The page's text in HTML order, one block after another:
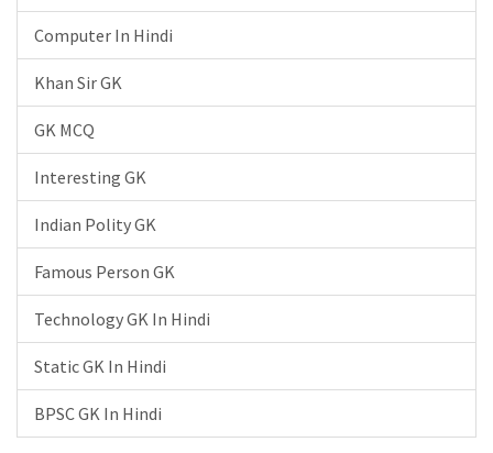
Computer In Hindi
Khan Sir GK
GK MCQ
Interesting GK
Indian Polity GK
Famous Person GK
Technology GK In Hindi
Static GK In Hindi
BPSC GK In Hindi